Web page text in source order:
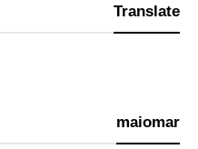
Translate
maiomar